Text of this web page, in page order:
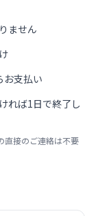
ません
お支払い
れば1日で終了し
直接のご連絡は不要